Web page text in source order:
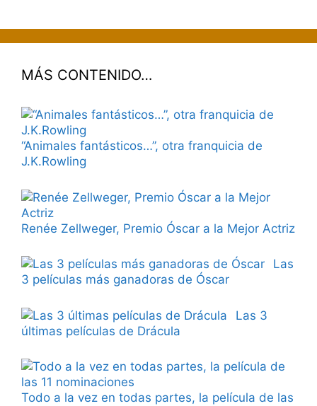
MÁS CONTENIDO…
“Animales fantásticos…”, otra franquicia de
J.K.Rowling
Renée Zellweger, Premio Óscar a la Mejor Actriz
Las
3 películas más ganadoras de Óscar
Las 3
últimas películas de Drácula
Todo a la vez en todas partes, la película de las